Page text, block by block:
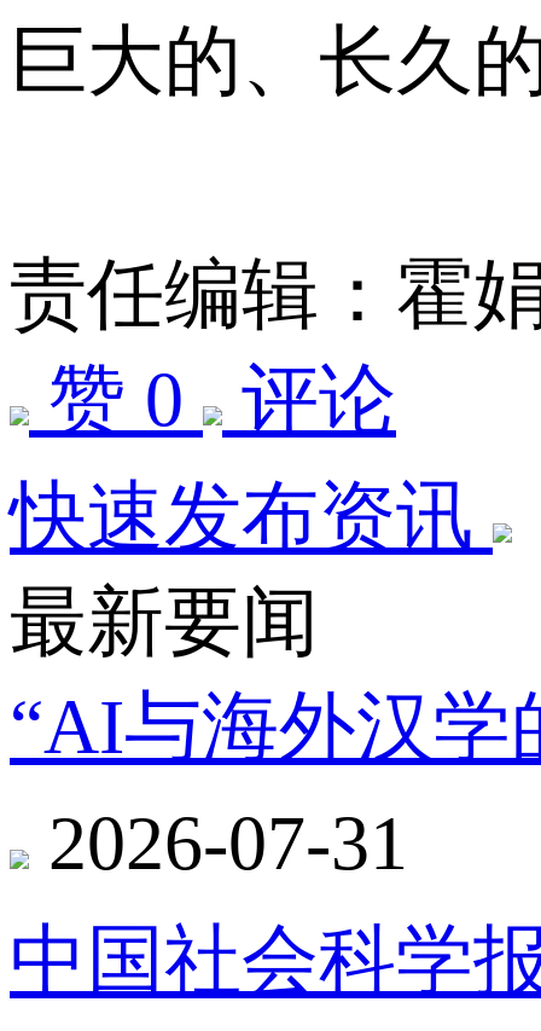
巨大的、长久
责任编辑：霍
赞 0
评论
快速发布资讯
最新要闻
“AI与海外汉学
2026-07-31
中国社会科学